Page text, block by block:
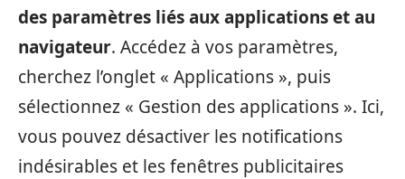
des paramètres liés aux applications et au
navigateur. Accédez à vos paramètres,
cherchez l’onglet « Applications », puis
sélectionnez « Gestion des applications ». Ici,
vous pouvez désactiver les notifications
indésirables et les fenêtres publicitaires